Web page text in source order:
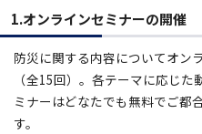
1.オンラインセミナーの開催
防災に関する内容についてオン
（全15回）。各テーマに応じ
ミナーはどなたでも無料でご都
す。